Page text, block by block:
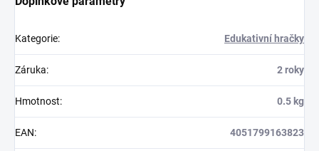
Kategorie: Edukativní hračky
Záruka: 2 roky
Hmotnost: 0.5 kg
EAN: 4051799163823